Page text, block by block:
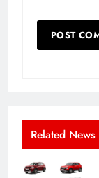
Related News